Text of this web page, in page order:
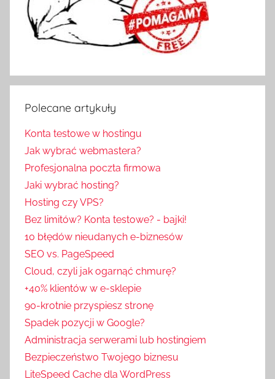
Polecane artykuły
Konta testowe w hostingu
Jak wybrać webmastera?
Profesjonalna poczta firmowa
Jaki wybrać hosting?
Hosting czy VPS?
Bez limitów? Konta testowe? - bajki!
10 błędów nieudanych e-biznesów
SEO vs. PageSpeed
Cloud, czyli jak ogarnąć chmurę?
+40% klientów w e-sklepie
90-krotnie przyspiesz stronę
Spadek pozycji w Google?
Administracja serwerami lub hostingiem
Bezpieczeństwo Twojego biznesu
LiteSpeed Cache dla WordPress